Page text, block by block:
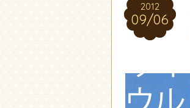
2012
09/06
2012
09/06